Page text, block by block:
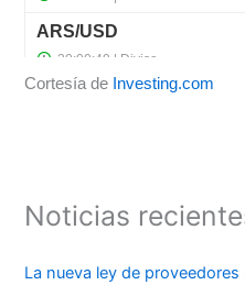
Cortesía de Investing.com
Noticias
La nueva ley de